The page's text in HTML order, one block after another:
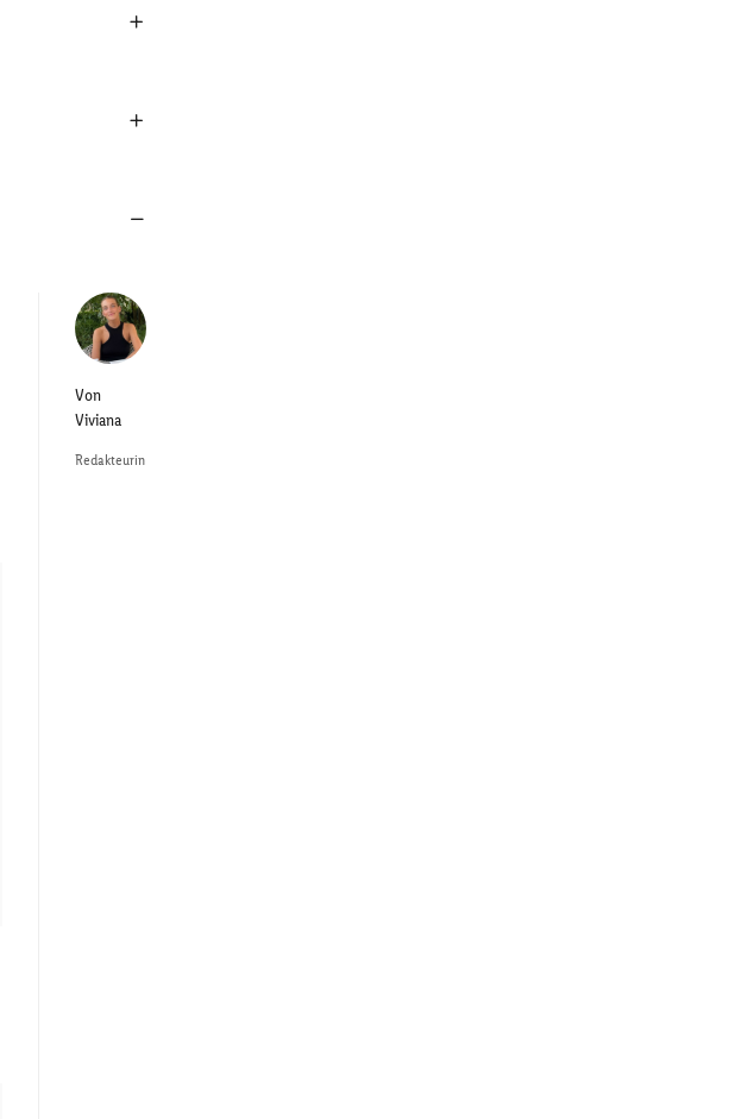
Von
Viviana
Redakteurin